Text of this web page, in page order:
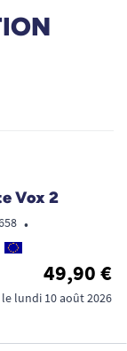
Vox 2
•
49,90 €
le lundi 10 août 2026